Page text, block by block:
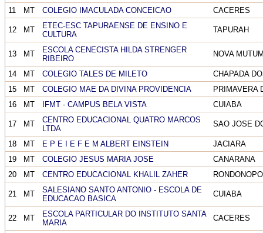
11 MT COLEGIO IMACULADA CONCEICAO CACERES
12 MT
ETEC-ESC TAPURAENSE DE ENSINO E
CULTURA
TAPURAH
13 MT
ESCOLA CENECISTA HILDA STRENGER
RIBEIRO
NOVA
14 MT COLEGIO TALES DE MILETO
CHAPADA
15
MT COLEGIO MAE DA DIVINA PROVIDENCIA
PRIMAVERA
16
MT IFMT - CAMPUS BELA VISTA CUIABA
17 MT
CENTRO EDUCACIONAL QUATRO MARCOS
LTDA
SAO JOSE
18 MT E P E I E F E M ALBERT EINSTEIN
JACIARA
19
MT COLEGIO JESUS MARIA JOSE
CANARANA
20
MT CENTRO EDUCACIONAL KHALIL ZAHER
21 MT
SALESIANO SANTO ANTONIO - ESCOLA DE
EDUCACAO BASICA
CUIABA
22 MT
ESCOLA PARTICULAR DO INSTITUTO SANTA
MARIA
CACERES